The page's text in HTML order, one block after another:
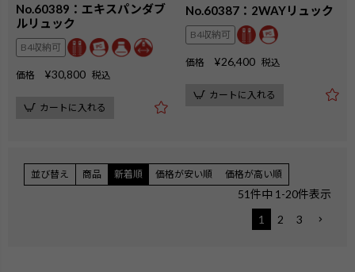
No.60389：エキスパンダブ
ルリュック
B4収納可
価格 ¥30,800 税込
カートに入れる
No.60387：2WAYリュック
B4収納可
価格 ¥26,400 税込
カートに入れる
並び替え 商品 新着順 価格が安い順 価格が高い順
51件中 1 -20件表示
1
2 3